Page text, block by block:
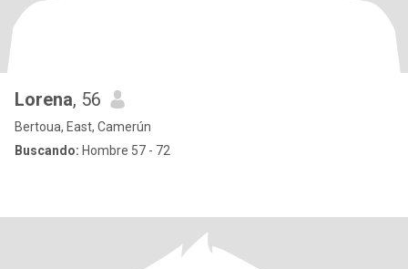
Lorena, 56
Bertoua, East, Camerún
Buscando: Hombre 57 - 72